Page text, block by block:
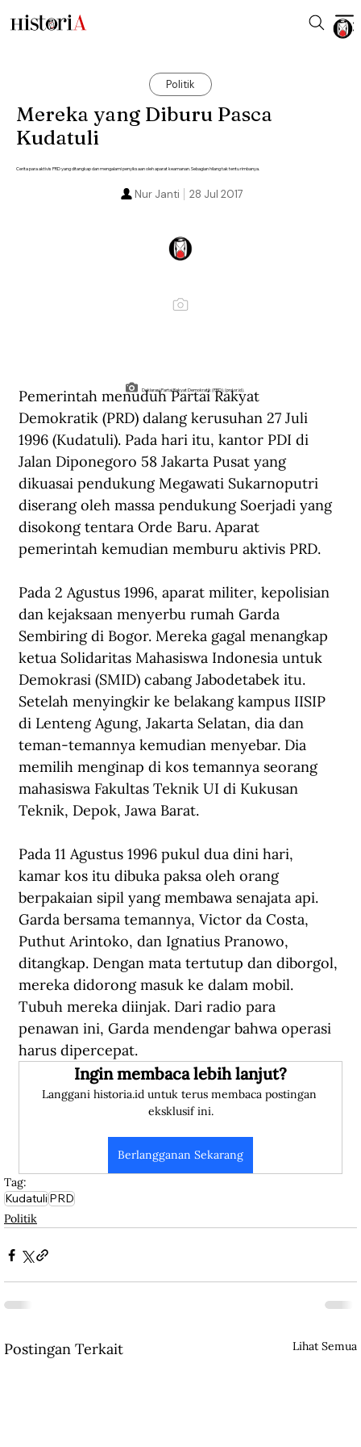
Politik
Mereka yang Diburu Pasca
Kudatuli
Cerita para aktivis PRD yang ditangkap dan mengalami penyiksaan oleh aparat keamanan. Sebagian hilang tak tentu rimbanya.
28 Jul 2017
Nur Janti
Deklarasi Partai Rakyat Demokratik (PRD). (prd.or.id).
Pemerintah menuduh Partai Rakyat
Demokratik (PRD) dalang kerusuhan 27 Juli
1996 (Kudatuli). Pada hari itu, kantor PDI di
Jalan Diponegoro 58 Jakarta Pusat yang
dikuasai pendukung Megawati Sukarnoputri
diserang oleh massa pendukung Soerjadi yang
disokong tentara Orde Baru. Aparat
pemerintah kemudian memburu aktivis PRD.
Pada 2 Agustus 1996, aparat militer, kepolisian
dan kejaksaan menyerbu rumah Garda
Sembiring di Bogor. Mereka gagal menangkap
ketua Solidaritas Mahasiswa Indonesia untuk
Demokrasi (SMID) cabang Jabodetabek itu.
Setelah menyingkir ke belakang kampus IISIP
di Lenteng Agung, Jakarta Selatan, dia dan
teman-temannya kemudian menyebar. Dia
memilih menginap di kos temannya seorang
mahasiswa Fakultas Teknik UI di Kukusan
Teknik, Depok, Jawa Barat.
Pada 11 Agustus 1996 pukul dua dini hari,
kamar kos itu dibuka paksa oleh orang
berpakaian sipil yang membawa senajata api.
Garda bersama temannya, Victor da Costa,
Puthut Arintoko, dan Ignatius Pranowo,
ditangkap. Dengan mata tertutup dan diborgol,
mereka didorong masuk ke dalam mobil.
Tubuh mereka diinjak. Dari radio para
penawan ini, Garda mendengar bahwa operasi
harus dipercepat.
Ingin membaca lebih lanjut?
Langgani historia.id untuk terus membaca postingan
eksklusif ini.
Berlangganan Sekarang
Tag:
KudatuliPRD
Politik
Postingan Terkait Lihat Semua